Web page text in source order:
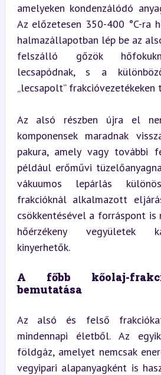
amelyeken kondenzálódó
Az előzetesen 350-400 °C-ra
halmazállapotban lép be az
felszálló gőzök
lecsapódnak, s a
„lecsapolt” frakcióvezetékeken
Az alsó részben újra el
komponensek maradnak
pakura, amely vagy további
például erőművi
vákuumos lepárlás
frakcióknál alkalmazott
csökkentésével a forráspont is
hőérzékeny vegyületek
kinyerhetők.
A főbb kőolaj-
bemutatása
Az alsó és felső
mindennapi életből. Az
földgáz, amelyet nemcsak
vegyipari alapanyagként is